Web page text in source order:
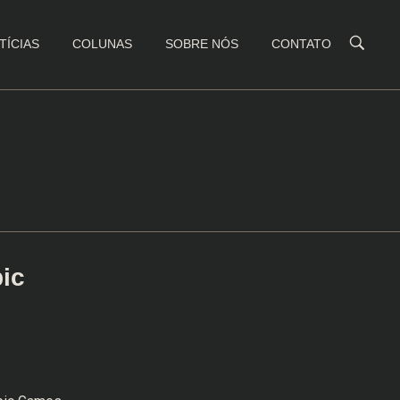
COLUNAS SOBRE NÓS CONTATO